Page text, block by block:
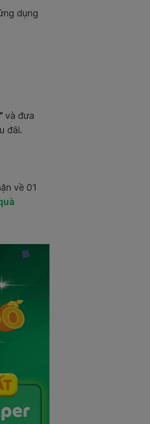
dụng
và đưa
đãi.
về 01